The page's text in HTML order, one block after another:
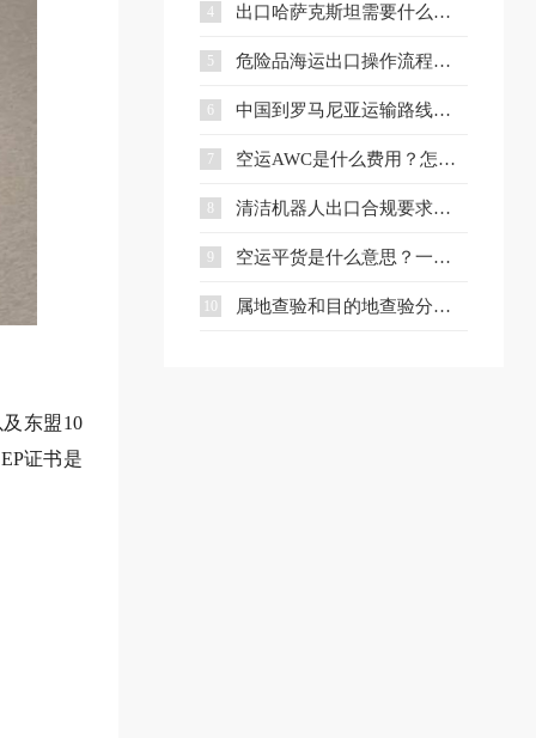
东盟10
证书是
4 出口哈萨克斯坦需要什么认证？一文详解核心准入要求
5 危险品海运出口操作流程与注意事项全解析
6 中国到罗马尼亚运输路线详解与企业选择策略
7 空运AWC是什么费用？怎么收？和AWA有什么区别？
8 清洁机器人出口合规要求、流程与注意事项全解析
9 空运平货是什么意思？一文讲清计费规则及与重货、泡货的区别
10 属地查验和目的地查验分别是什么？一文看懂两者区别